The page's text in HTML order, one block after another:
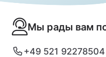
Мы рады вам
+49 521 92278504